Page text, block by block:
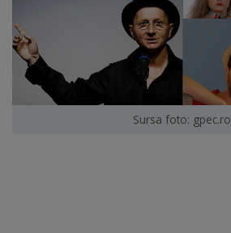
Sursa foto: gpec.ro